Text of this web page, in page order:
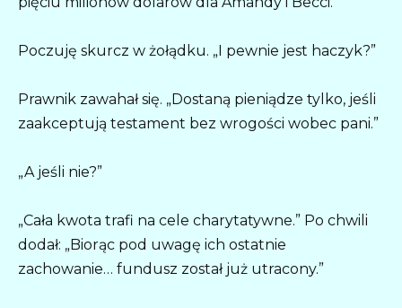
Poczuję skurcz w żołądku. „I pewnie jest haczyk?”
Prawnik zawahał się. „Dostaną pieniądze tylko, jeśli
zaakceptują testament bez wrogości wobec pani.”
„A jeśli nie?”
„Cała kwota trafi na cele charytatywne.” Po chwili
dodał: „Biorąc pod uwagę ich ostatnie
zachowanie… fundusz został już utracony.”